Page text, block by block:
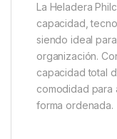
La Heladera
capacidad,
siendo ideal
organización.
capacidad total
comodidad para
forma ordenada.